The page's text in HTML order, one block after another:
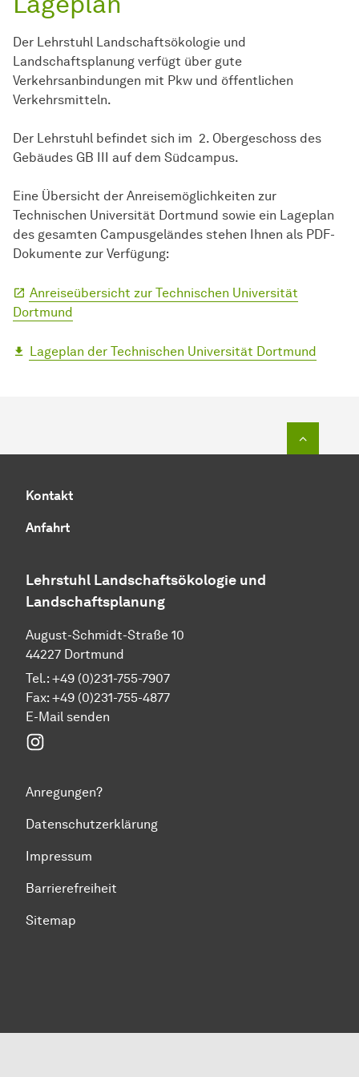
Der Lehrstuhl Landschaftsökologie und
Landschaftsplanung verfügt über gute
Verkehrsanbindungen mit Pkw und öffentlichen
Verkehrsmitteln.
Der Lehrstuhl befindet sich im 2. Obergeschoss des
Gebäudes GB III auf dem Südcampus.
Eine Übersicht der Anreisemöglichkeiten zur
Technischen Universität Dortmund sowie ein Lageplan
des gesamten Campusgeländes stehen Ihnen als PDF-
Dokumente zur Verfügung:
Anreiseübersicht zur Technischen Universität
Dortmund
Lageplan der Technischen Universität Dortmund
Kontakt
Anfahrt
Lehrstuhl Landschaftsökologie und
Landschaftsplanung
August-Schmidt-Straße 10
44227 Dortmund
Tel.: +49 (0)231-755-7907
Fax: +49 (0)231-755-4877
E-Mail senden
Anregungen?
Datenschutzerklärung
Impressum
Barrierefreiheit
Sitemap